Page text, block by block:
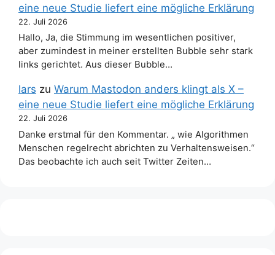
eine neue Studie liefert eine mögliche Erklärung
22. Juli 2026
Hallo, Ja, die Stimmung im wesentlichen positiver,
aber zumindest in meiner erstellten Bubble sehr stark
links gerichtet. Aus dieser Bubble…
lars zu Warum Mastodon anders klingt als X –
eine neue Studie liefert eine mögliche Erklärung
22. Juli 2026
Danke erstmal für den Kommentar. „ wie Algorithmen
Menschen regelrecht abrichten zu Verhaltensweisen.“
Das beobachte ich auch seit Twitter Zeiten…